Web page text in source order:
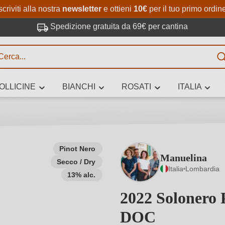
Passa al contenuto principale
Salta alla ricerca
Passa alla navigazione
alla nostra newsletter e ottieni 10€ per il tuo primo
Spedizione gratuita da 69€ per cantina
BIANCHI ROSATI ITALIA
Pinot Nero
Secco / Dry
13% alc.
Manuelina
Italia Lombardia
2022 Solonero
DOC
3 caratteri
stai cercando – per gusto, occasione, nome del vino, vitigno,
altri criteri.